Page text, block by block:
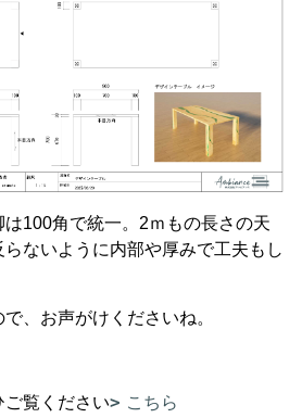
100角で統一。2ｍもの長さの天
ないように内部や厚みで工夫もし
、お声がけくださいね。
覧ください こちら